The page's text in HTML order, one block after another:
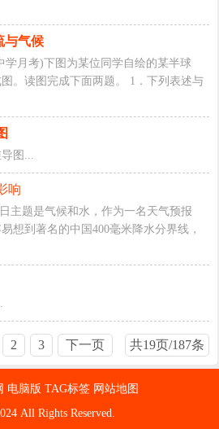
与气候
学月考)下图为某位同学自绘的某半球
。读图完成下面两题。 1．下列表述与
图...
响
主题是气候和水，作为一名天气预报
想到著名的中国400毫米降水分界线，
共19页/187条
2 3
下一页
电脑版 TAG标签 网站地图
All Rights Reserved.